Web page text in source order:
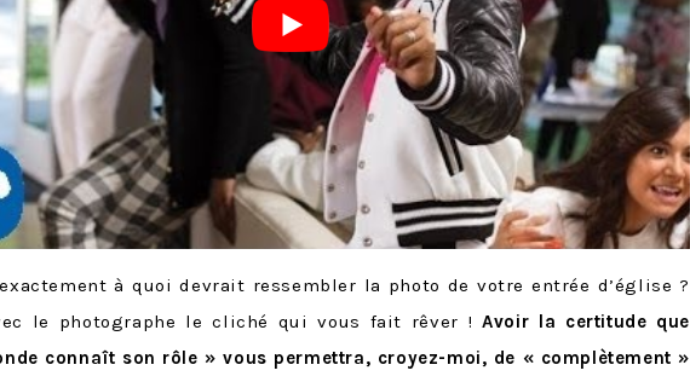
à quoi devrait ressembler la photo de votre entrée d’église ?
le photographe le cliché qui vous fait rêver !Avoir la certitude que
connaît son rôle » vous permettra, croyez-moi, de « complètement »